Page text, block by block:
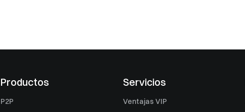
Productos
P2P
Servicios
Ventajas VIP